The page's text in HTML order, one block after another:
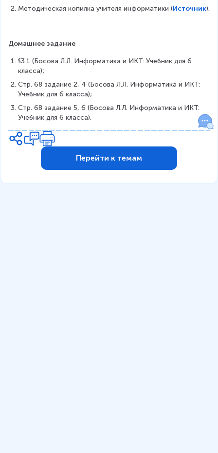
Методическая копилка учителя информатики (Источник).
Домашнее задание
§3.1 (Босова Л.Л. Информатика и ИКТ: Учебник для 6
класса);
Стр. 68 задание 2, 4 (Босова Л.Л. Информатика и ИКТ:
Учебник для 6 класса);
Стр. 68 задание 5, 6 (Босова Л.Л. Информатика и ИКТ:
Учебник для 6 класса).
Перейти к темам